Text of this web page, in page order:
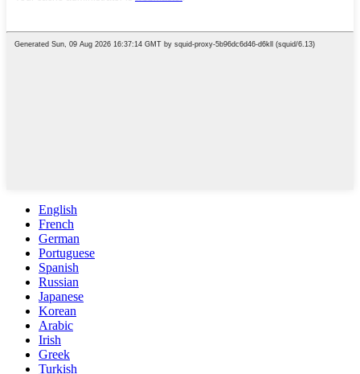
English
French
German
Portuguese
Spanish
Russian
Japanese
Korean
Arabic
Irish
Greek
Turkish